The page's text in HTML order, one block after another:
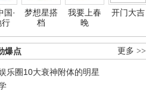
国·
行
梦想星搭
档
我要上春
晚
开门大吉
更多 >>
爆点
乐圈10大衰神附体的明星